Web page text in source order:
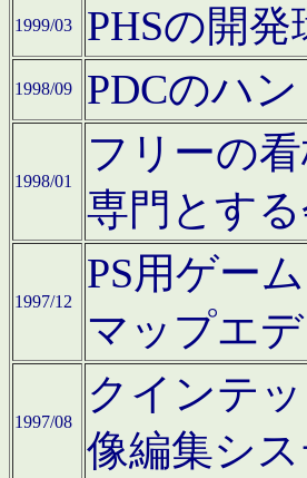
1999/03 PHSの開
1998/09 PDCのハ
1998/01
フリーの
専門とす
1997/12
PS用ゲー
マップエ
1997/08
クインテ
像編集シ